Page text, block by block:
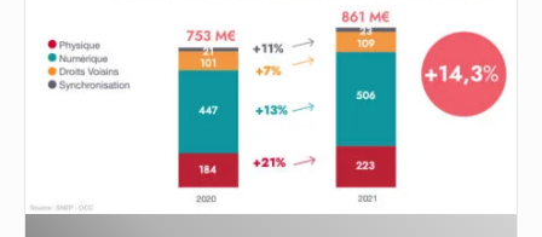
les
Français